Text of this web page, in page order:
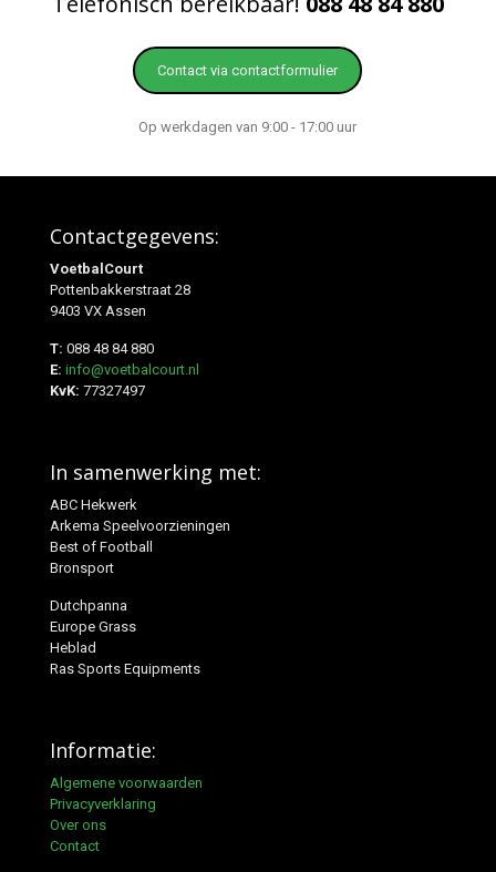
Contact via contactformulier
Op werkdagen van 9:00 - 17:00 uur
Contactgegevens:
VoetbalCourt
Pottenbakkerstraat 28
9403 VX Assen
T: 088 48 84 880
E: info@voetbalcourt.nl
KvK: 77327497
In samenwerking met:
ABC Hekwerk
Arkema Speelvoorzieningen
Best of Football
Bronsport
Dutchpanna
Europe Grass
Heblad
Ras Sports Equipments
Informatie:
Algemene voorwaarden
Privacyverklaring
Over ons
Contact